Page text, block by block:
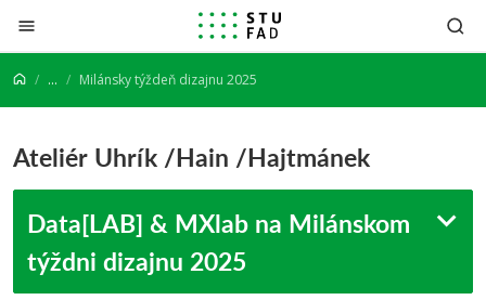
Prejsť na obsah
... Milánsky týždeň dizajnu 2025
Ateliér Uhrík /Hain /Hajtmánek
Data[LAB] & MXlab na Milánskom
týždni dizajnu 2025